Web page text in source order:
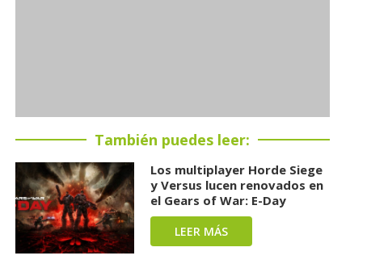
También puedes leer:
Los multiplayer Horde Siege
y Versus lucen renovados en
el Gears of War: E-Day
LEER MÁS